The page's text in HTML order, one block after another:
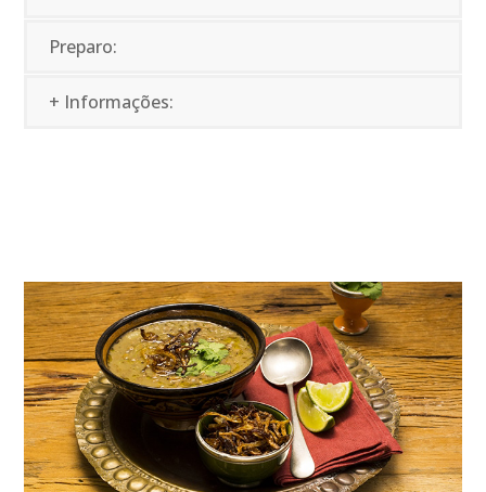
Preparo:
+ Informações: